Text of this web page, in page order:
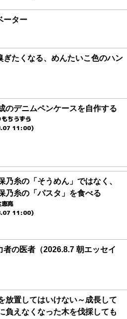
ーター
ぎたくなる、めんたいこ色のハン
のデニムペンケースを自作する
もちうずら
11:00)
乃糸の「そうめん」ではなく、
乃糸の「パスタ」を食べる
恵亮
11:00)
者の医者（2026.8.7 朝エッセイ
放置してはいけない～成長して
負えなくなった木を伐採しても